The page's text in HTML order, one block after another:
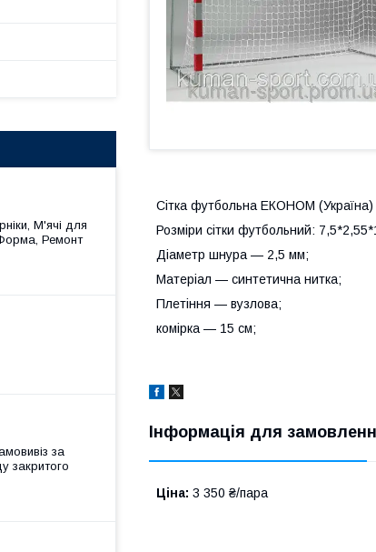
Сітка футбольна ЕКОНОМ (Україна)
Розміри сітки футбольний:
Діаметр шнура — 2,5 мм;
Матеріал — синтетична нитка;
Плетіння — вузлова;
комірка — 15 см;
Інформація для
Ціна: 3 350 ₴/пара
М'ячі для
Ремонт
за
закритого